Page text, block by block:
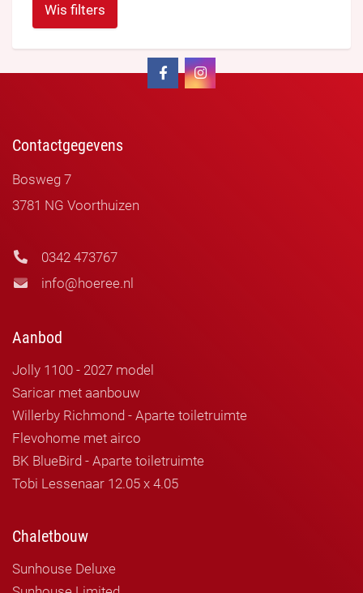
Wis filters
Contactgegevens
Bosweg 7
3781 NG Voorthuizen
0342 473767
info@hoeree.nl
Aanbod
Jolly 1100 - 2027 model
Saricar met aanbouw
Willerby Richmond - Aparte toiletruimte
Flevohome met airco
BK BlueBird - Aparte toiletruimte
Tobi Lessenaar 12.05 x 4.05
Chaletbouw
Sunhouse Deluxe